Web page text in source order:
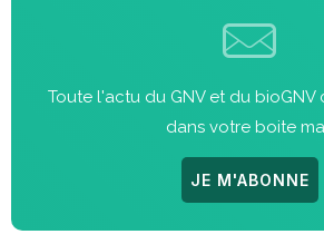
Toute l'actu du GNV et du bioGNV
dans votre boite
JE M'ABONNE